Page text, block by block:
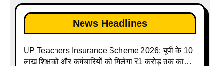
List 2025
News Headlines
UP Teachers Insurance Scheme 2026: यूपी के 10
लाख शिक्षकों और कर्मचारियों को मिलेगा ₹1 करोड़ तक का